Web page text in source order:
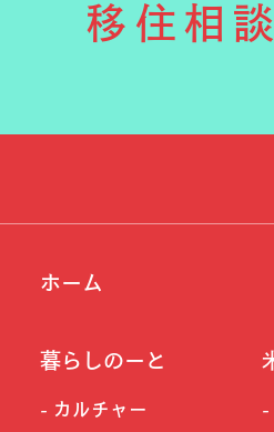
移住相
ホーム
暮らしのーと
カルチャー